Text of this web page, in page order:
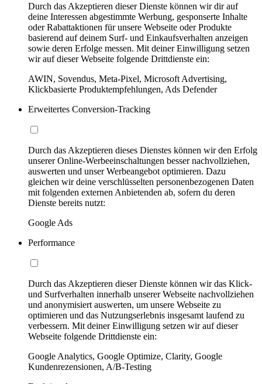
Durch das Akzeptieren dieser Dienste können wir dir auf
deine Interessen abgestimmte Werbung, gesponserte Inhalte
oder Rabattaktionen für unsere Webseite oder Produkte
basierend auf deinem Surf- und Einkaufsverhalten anzeigen
sowie deren Erfolge messen. Mit deiner Einwilligung setzen
wir auf dieser Webseite folgende Drittdienste ein:
AWIN, Sovendus, Meta-Pixel, Microsoft Advertising,
Klickbasierte Produktempfehlungen, Ads Defender
Erweitertes Conversion-Tracking
Durch das Akzeptieren dieses Dienstes können wir den Erfolg
unserer Online-Werbeeinschaltungen besser nachvollziehen,
auswerten und unser Werbeangebot optimieren. Dazu
gleichen wir deine verschlüsselten personenbezogenen Daten
mit folgenden externen Anbietenden ab, sofern du deren
Dienste bereits nutzt:
Google Ads
Performance
Durch das Akzeptieren dieser Dienste können wir das Klick-
und Surfverhalten innerhalb unserer Webseite nachvollziehen
und anonymisiert auswerten, um unsere Webseite zu
optimieren und das Nutzungserlebnis insgesamt laufend zu
verbessern. Mit deiner Einwilligung setzen wir auf dieser
Webseite folgende Drittdienste ein:
Google Analytics, Google Optimize, Clarity, Google
Kundenrezensionen, A/B-Testing